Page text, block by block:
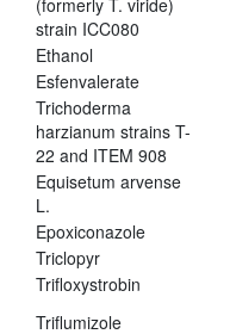
(formerly T. viride)
strain ICC080
Ethanol
Esfenvalerate
Trichoderma
harzianum strains T-
22 and ITEM 908
Equisetum arvense
L.
Epoxiconazole
Triclopyr
Trifloxystrobin
Triflumizole